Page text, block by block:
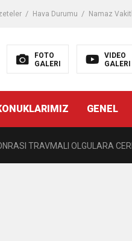
Hava Durumu Namaz
FOTO
GALERI
VIDEO
GALERI
GENEL
UZMANINDAN
TUTMAK SAĞLIKLI
TRAVMALI OLGULARA